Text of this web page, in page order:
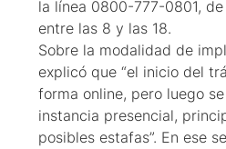
la línea 0800-777-0801,
entre las 8 y las 18.
Sobre la modalidad de
explicó que “el inicio del
forma online, pero luego
instancia presencial,
posibles estafas”. En ese